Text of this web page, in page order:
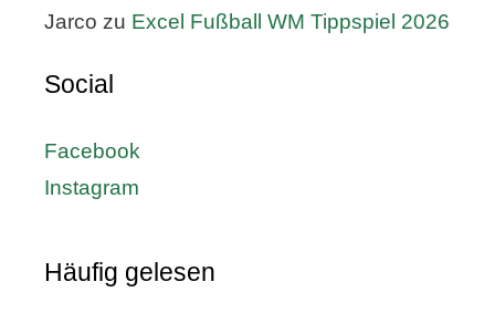
Jarco zu Excel Fußball WM Tippspiel 2026
Social
Facebook
Instagram
Häufig gelesen